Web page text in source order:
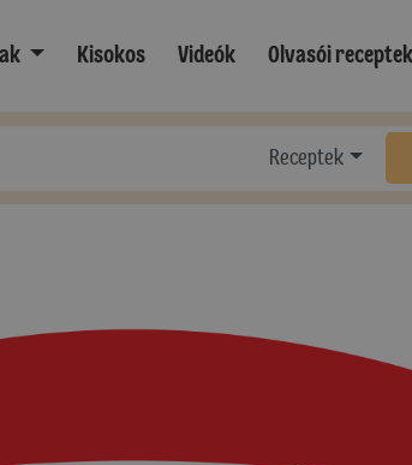
Kisokos Videók Olvasói receptek
Receptek